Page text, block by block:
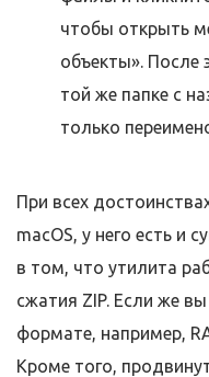
чтобы открыть
объекты». После
той же папке с
только
При всех
macOS, у него есть и
в том, что утилита
сжатия ZIP. Если же
формате, например,
Кроме того,